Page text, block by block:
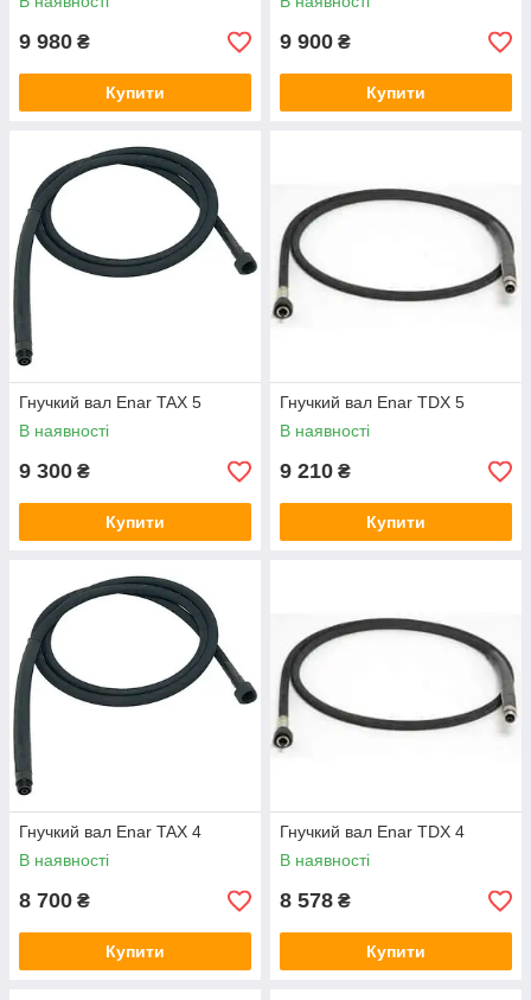
9 980 ₴
Купити
9 900 ₴
Купити
Гнучкий вал Enar TAX 5
В наявності
9 300 ₴
Купити
Гнучкий вал Enar TDX 5
В наявності
9 210 ₴
Купити
Гнучкий вал Enar TAX 4
В наявності
8 700 ₴
Купити
Гнучкий вал Enar TDX 4
В наявності
8 578 ₴
Купити